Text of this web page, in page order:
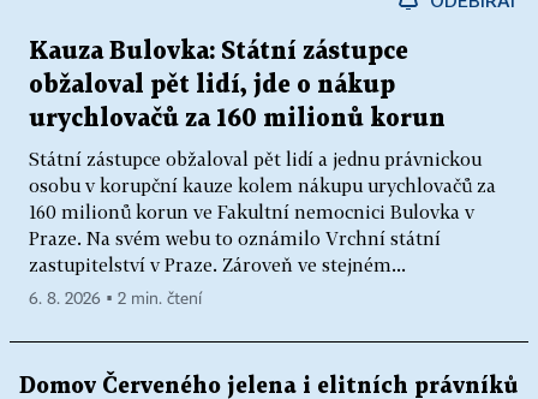
Kauza Bulovka: Státní zástupce
obžaloval pět lidí, jde o nákup
urychlovačů za 160 milionů korun
Státní zástupce obžaloval pět lidí a jednu právnickou
osobu v korupční kauze kolem nákupu urychlovačů za
160 milionů korun ve Fakultní nemocnici Bulovka v
Praze. Na svém webu to oznámilo Vrchní státní
zastupitelství v Praze. Zároveň ve stejném...
6. 8. 2026 ▪ 2 min. čtení
Domov Červeného jelena i elitních právníků